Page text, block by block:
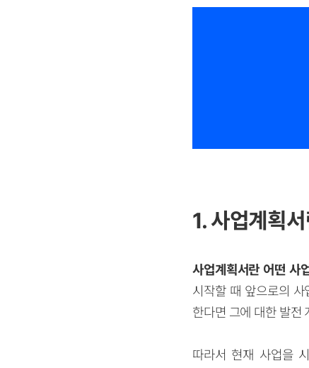
1. 사업계획
사업계획서란 어떤 사
시작할 때 앞으로의
한다면 그에 대한 발전
따라서 현재 사업을